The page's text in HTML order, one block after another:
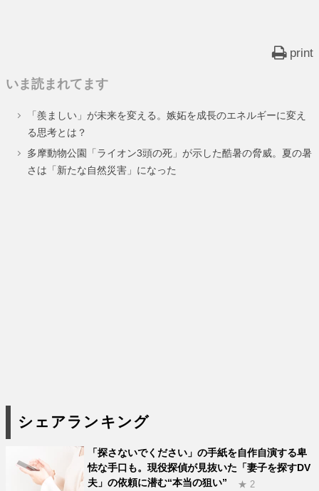
print
いま読まれてます
「羨ましい」が未来を変える。嫉妬を成長のエネルギーに変え
る思考とは？
多摩動物公園「ライオン3頭の死」が示した酷暑の脅威。夏の暑
さは「新たな自然災害」になった
シェアランキング
「探さないでください」の手紙を自作自演する卑
怯な手口も。現役探偵が見抜いた「妻子を探すDV
夫」の依頼に潜む“本当の狙い”
★ 2